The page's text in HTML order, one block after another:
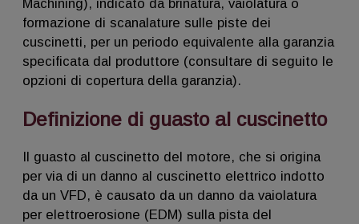
Machining), indicato da brinatura, vaiolatura o
formazione di scanalature sulle piste dei
cuscinetti, per un periodo equivalente alla garanzia
specificata dal produttore (consultare di seguito le
opzioni di copertura della garanzia).
Definizione di guasto al cuscinetto
Il guasto al cuscinetto del motore, che si origina
per via di un danno al cuscinetto elettrico indotto
da un VFD, è causato da un danno da vaiolatura
per elettroerosione (EDM) sulla pista del